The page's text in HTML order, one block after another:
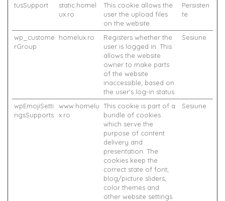
tusSupport
static.homel
ux.ro
This cookie allows the
user the upload files
on the website.
Persisten
te
wp_custome
rGroup
homelux.ro
Registers whether the
user is logged in. This
allows the website
owner to make parts
of the website
inaccessible, based on
the user's log-in status.
Sesiune
wpEmojiSetti
ngsSupports
www.homelu
x.ro
This cookie is part of a
bundle of cookies
which serve the
purpose of content
delivery and
presentation. The
cookies keep the
correct state of font,
blog/picture sliders,
color themes and
other website settings.
Sesiune